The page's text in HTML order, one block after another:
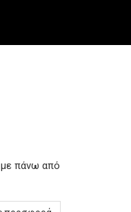
πάνω από